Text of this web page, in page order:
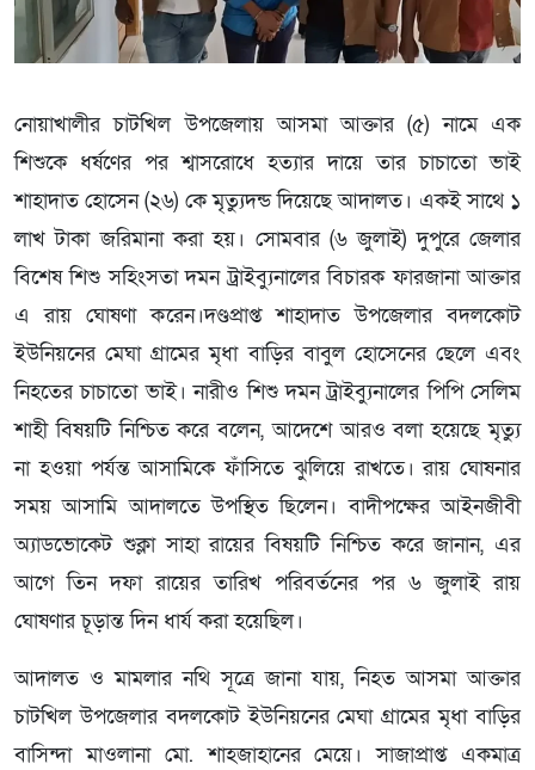
নোয়াখালীর চাটখিল উপজেলায় আসমা আক্তার (৫) নামে এক
শিশুকে ধর্ষণের পর শ্বাসরোধে হত্যার দায়ে তার চাচাতো ভাই
শাহাদাত হোসেন (২৬) কে মৃত্যুদন্ড দিয়েছে আদালত। একই সাথে ১
লাখ টাকা জরিমানা করা হয়। সোমবার (৬ জুলাই) দুপুরে জেলার
বিশেষ শিশু সহিংসতা দমন ট্রাইব্যুনালের বিচারক ফারজানা আক্তার
এ রায় ঘোষণা করেন।দণ্ডপ্রাপ্ত শাহাদাত উপজেলার বদলকোট
ইউনিয়নের মেঘা গ্রামের মৃধা বাড়ির বাবুল হোসেনের ছেলে এবং
নিহতের চাচাতো ভাই। নারীও শিশু দমন ট্রাইব্যুনালের পিপি সেলিম
শাহী বিষয়টি নিশ্চিত করে বলেন, আদেশে আরও বলা হয়েছে মৃত্যু
না হওয়া পর্যন্ত আসামিকে ফাঁসিতে ঝুলিয়ে রাখতে। রায় ঘোষনার
সময় আসামি আদালতে উপস্থিত ছিলেন। বাদীপক্ষের আইনজীবী
অ্যাডভোকেট শুক্লা সাহা রায়ের বিষয়টি নিশ্চিত করে জানান, এর
আগে তিন দফা রায়ের তারিখ পরিবর্তনের পর ৬ জুলাই রায়
ঘোষণার চূড়ান্ত দিন ধার্য করা হয়েছিল।
আদালত ও মামলার নথি সূত্রে জানা যায়, নিহত আসমা আক্তার
চাটখিল উপজেলার বদলকোট ইউনিয়নের মেঘা গ্রামের মৃধা বাড়ির
বাসিন্দা মাওলানা মো. শাহজাহানের মেয়ে। সাজাপ্রাপ্ত একমাত্র